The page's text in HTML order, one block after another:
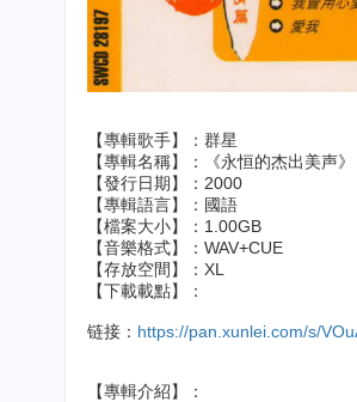
【專輯歌手】：群星
【專輯名稱】：《永恒的杰出美声》
【發行日期】：2000
【專輯語言】：國語
【檔案大小】：1.00GB
【音樂格式】：WAV+CUE
【存放空間】：XL
【下載載點】：
链接： https://pan.xunlei.com/s/
【專輯介紹】：